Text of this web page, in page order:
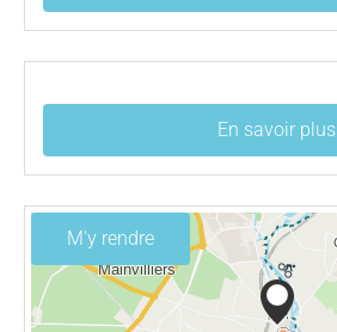
En savoir plus
M'y rendre